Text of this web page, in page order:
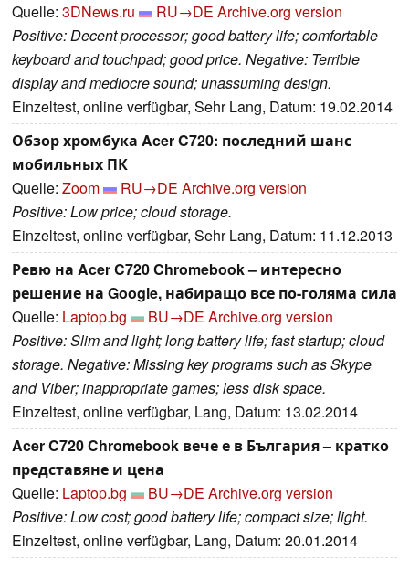
Quelle: 3DNews.ru RU→DE Archive.org version
Positive: Decent processor; good battery life; comfortable
keyboard and touchpad; good price. Negative: Terrible
display and mediocre sound; unassuming design.
Einzeltest, online verfügbar, Sehr Lang, Datum: 19.02.2014
Обзор хромбука Acer C720: последний шанс
мобильных ПК
Quelle: Zoom RU→DE Archive.org version
Positive: Low price; cloud storage.
Einzeltest, online verfügbar, Sehr Lang, Datum: 11.12.2013
Ревю на Acer C720 Chromebook – интересно
решение на Google, набиращо все по-голяма сила
Quelle: Laptop.bg BU→DE Archive.org version
Positive: Slim and light; long battery life; fast startup; cloud
storage. Negative: Missing key programs such as Skype
and Viber; inappropriate games; less disk space.
Einzeltest, online verfügbar, Lang, Datum: 13.02.2014
Acer C720 Chromebook вече е в България – кратко
представяне и цена
Quelle: Laptop.bg BU→DE Archive.org version
Positive: Low cost; good battery life; compact size; light.
Einzeltest, online verfügbar, Lang, Datum: 20.01.2014